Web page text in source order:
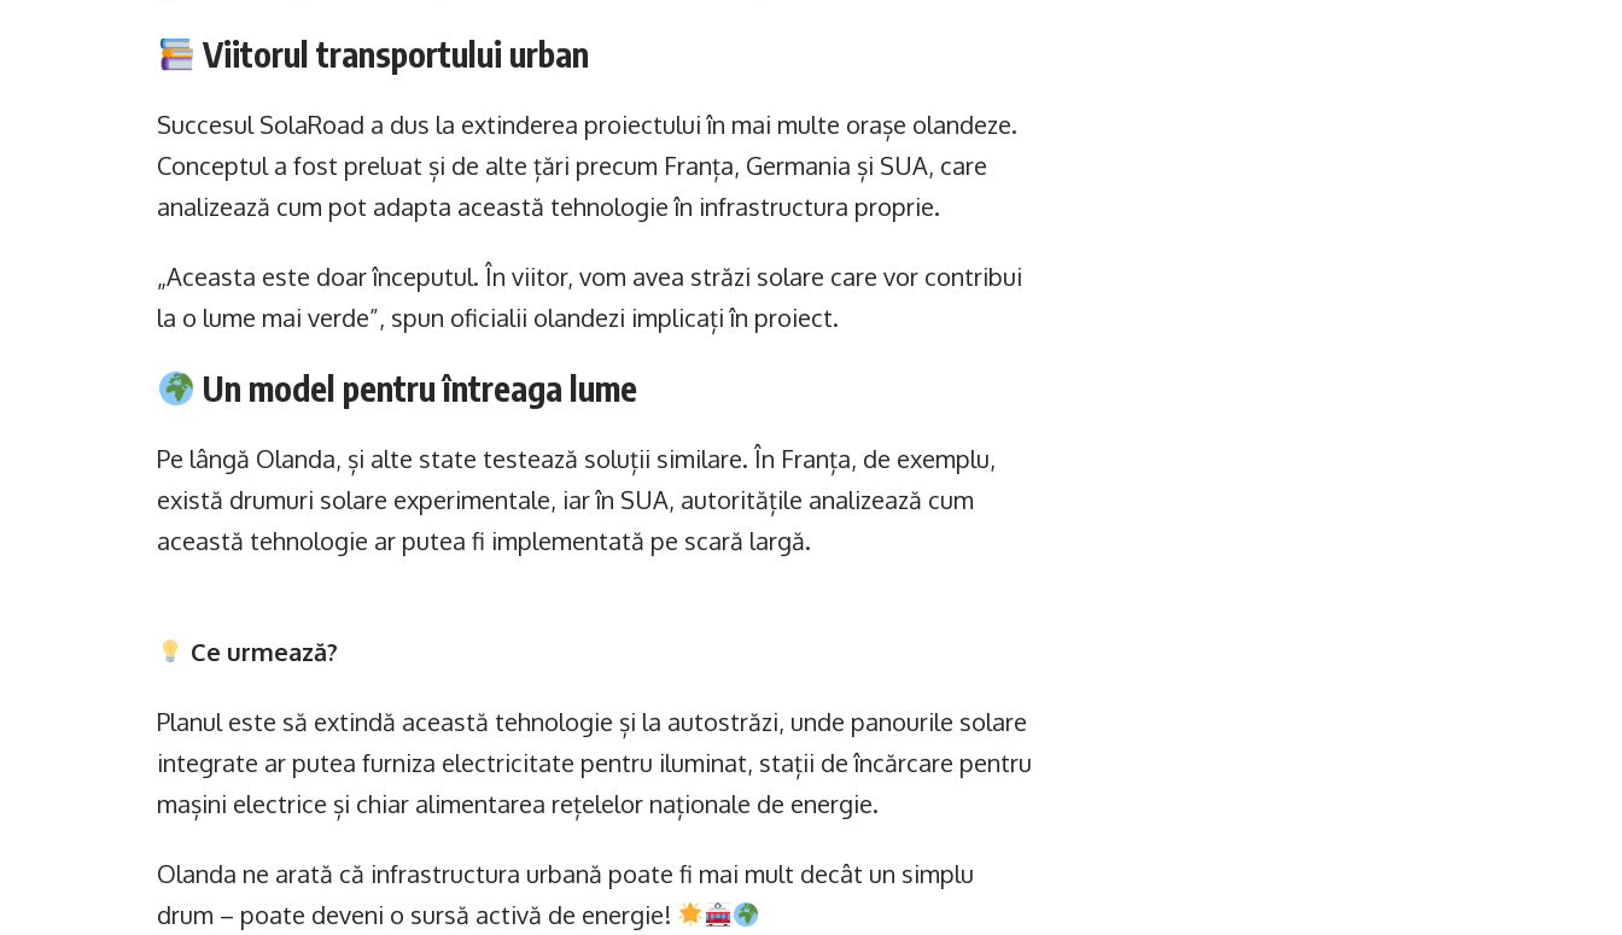
Viitorul transportului urban
Succesul SolaRoad a dus la extinderea proiectului în mai multe orașe olandeze.
Conceptul a fost preluat și de alte țări precum Franța, Germania și SUA, care
analizează cum pot adapta această tehnologie în infrastructura proprie.
„Aceasta este doar începutul. În viitor, vom avea străzi solare care vor contribui
la o lume mai verde”, spun oficialii olandezi implicați în proiect.
Un model pentru întreaga lume
Pe lângă Olanda, și alte state testează soluții similare. În Franța, de exemplu,
există drumuri solare experimentale, iar în SUA, autoritățile analizează cum
această tehnologie ar putea fi implementată pe scară largă.
Ce urmează?
Planul este să extindă această tehnologie și la autostrăzi, unde panourile solare
integrate ar putea furniza electricitate pentru iluminat, stații de încărcare pentru
mașini electrice și chiar alimentarea rețelelor naționale de energie.
Olanda ne arată că infrastructura urbană poate fi mai mult decât un simplu
drum – poate deveni o sursă activă de energie!